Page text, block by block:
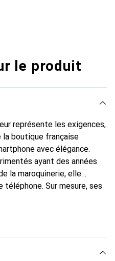
le produit
représente les exigences,
boutique française
avec élégance.
ayant des années
la maroquinerie, elle
Sur mesure, ses
indispensable pour votre
de haute qualité et
clientèle exigeante.